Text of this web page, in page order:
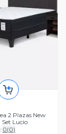
2 Plazas New
Set Lucio
0(0)